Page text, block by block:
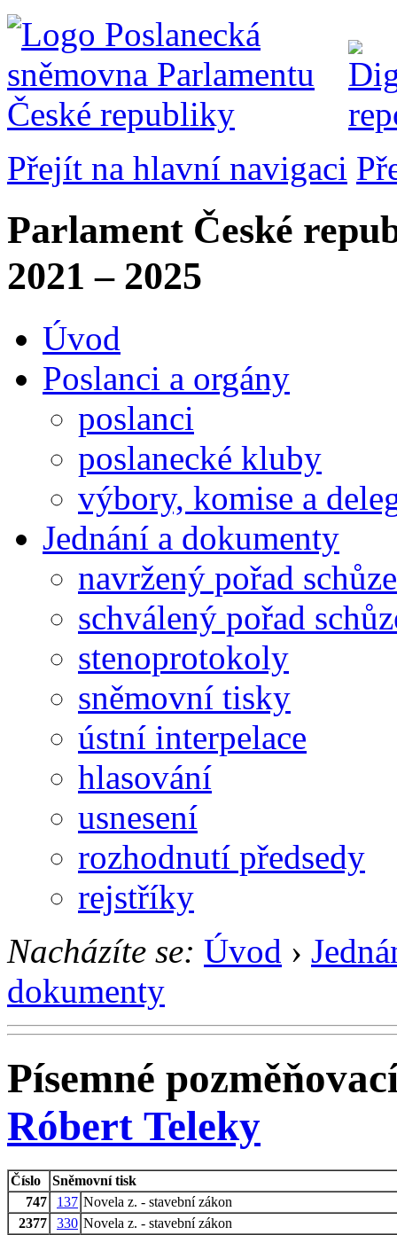
Přejít na hlavní navigaci
Parlament České
2021 – 2025
Úvod
Poslanci a orgány
poslanci
poslanecké kluby
výbory, komise a
Jednání a dokumenty
navržený pořad schůze
schválený pořad
stenoprotokoly
sněmovní tisky
ústní interpelace
hlasování
usnesení
rozhodnutí předsedy
rejstříky
Nacházíte se: Úvod ›
dokumenty
Písemné
Róbert Teleky
Číslo
Sněmovní tisk
747
137 Novela z. - stavební zákon
2377
330 Novela z. - stavební zákon